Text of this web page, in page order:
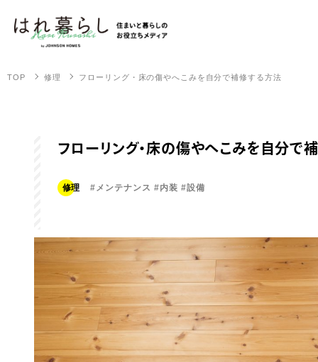
TOP 修理 フローリング・床の傷やへこみを自分で補修する方法
フローリング・床の傷やへこみを自分で
修理 #メンテナンス #内装 #設備